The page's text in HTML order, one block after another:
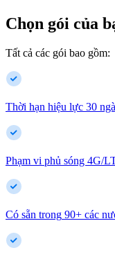
Chọn gói của
Tất cả các gói bao gồm:
Thời hạn hiệu lực 30
Phạm vi phủ sóng 4G/
Có sẵn trong 90+ các